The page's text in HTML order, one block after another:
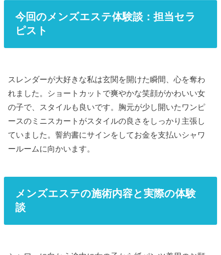
今回のメンズエステ体験談：担当セラ
ピスト
スレンダーが大好きな私は玄関を開けた瞬間、心を奪わ
れました。ショートカットで爽やかな笑顔がかわいい女
の子で、スタイルも良いです。胸元が少し開いたワンピ
ースのミニスカートがスタイルの良さをしっかり主張し
ていました。誓約書にサインをしてお金を支払いシャワ
ールームに向かいます。
メンズエステの施術内容と実際の体験
談